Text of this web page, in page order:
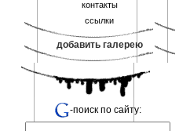
контакты
ссылки
добавить галерею
-поиск по сайту: